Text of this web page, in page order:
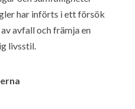
har införts i ett försök
avfall och främja en
livsstil.